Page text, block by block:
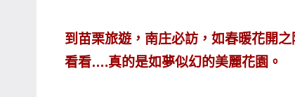
到苗栗旅遊，南庄必訪，如春暖花開
看看….真的是如夢似幻的美麗花園。